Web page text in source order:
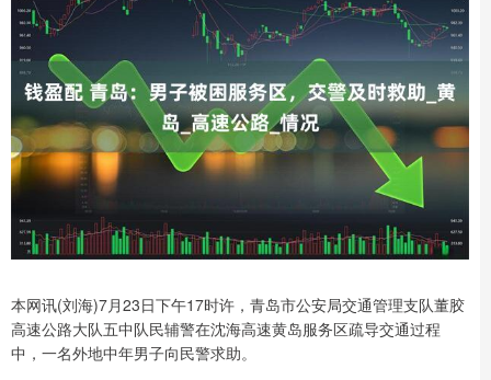
本网讯(刘海)7月23日下午17时许，青岛市公安局交通管理支队董胶
高速公路大队五中队民辅警在沈海高速黄岛服务区疏导交通过程
中，一名外地中年男子向民警求助。